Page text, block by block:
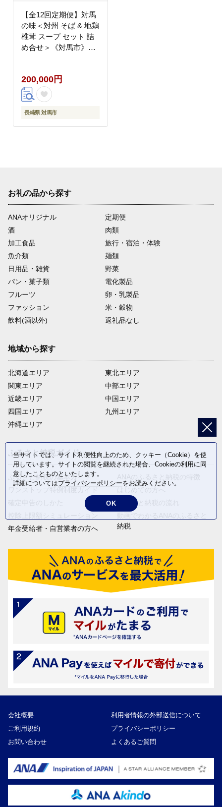
【全12回定期便】対馬
の味＜対州 そば & 地鶏
椎茸 スープ セット 詰
め合せ＞《対馬市》
[WBL006]
200,000円
長崎県 対馬市
お礼の品から探す
ANAオリジナル
定期便
酒
肉類
加工食品
旅行・宿泊・体験
魚介類
麺類
日用品・雑貨
野菜
パン・菓子類
電化製品
フルーツ
卵・乳製品
ファッション
米・穀物
飲料(酒以外)
返礼品なし
地域から探す
北海道エリア
関東エリア
近畿エリア
四国エリア
沖縄エリア
東北エリア
中部エリア
中国エリア
九州エリア
ふるさと納税ガイド
ふるさと納税の基本ガイド
年金受給者・自営業者の方へ
ふるさと納税の流れ
納税
会社概要
利用者情報の外部送信について
ご利用規約
プライバシーポリシー
お問い合わせ
よくあるご質問
当サイトでは、サイト利便性向上のため、クッキー（Cookie）を使
用しています。サイトの閲覧を継続された場合、Cookieの利用に同
意したことものといたします。
詳細についてはプライバシーポリシーをお読みください。
OK